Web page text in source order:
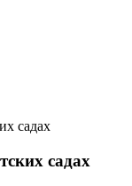
садах
садах